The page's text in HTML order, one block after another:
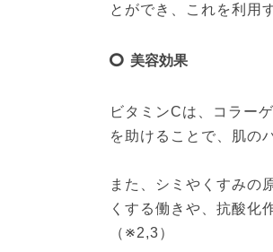
とができ、これを利用
美容効果
ビタミンCは、コラー
を助けることで、肌の
また、シミやくすみの
くする働きや、抗酸化